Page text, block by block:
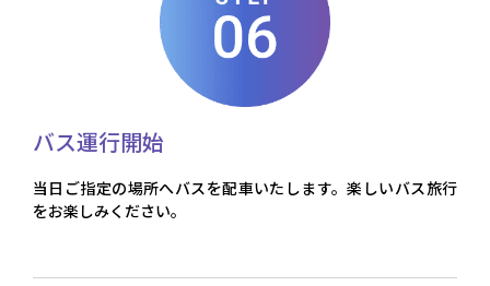
バス運行開始
当日ご指定の場所へバスを配車いたします。楽しいバス旅行
をお楽しみください。